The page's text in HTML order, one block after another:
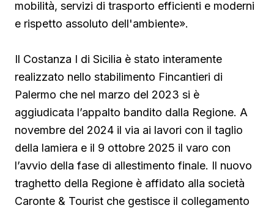
mobilità, servizi di trasporto efficienti e moderni
e rispetto assoluto dell'ambiente».
Il Costanza I di Sicilia è stato interamente
realizzato nello stabilimento Fincantieri di
Palermo che nel marzo del 2023 si è
aggiudicata l’appalto bandito dalla Regione. A
novembre del 2024 il via ai lavori con il taglio
della lamiera e il 9 ottobre 2025 il varo con
l’avvio della fase di allestimento finale. Il nuovo
traghetto della Regione è affidato alla società
Caronte & Tourist che gestisce il collegamento